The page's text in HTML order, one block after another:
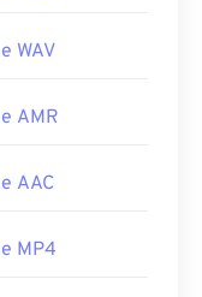
WAV
AMR
AAC
MP4